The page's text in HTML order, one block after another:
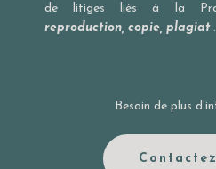
de litiges liés à la
reproduction, copie, plagiat..
Besoin de plus